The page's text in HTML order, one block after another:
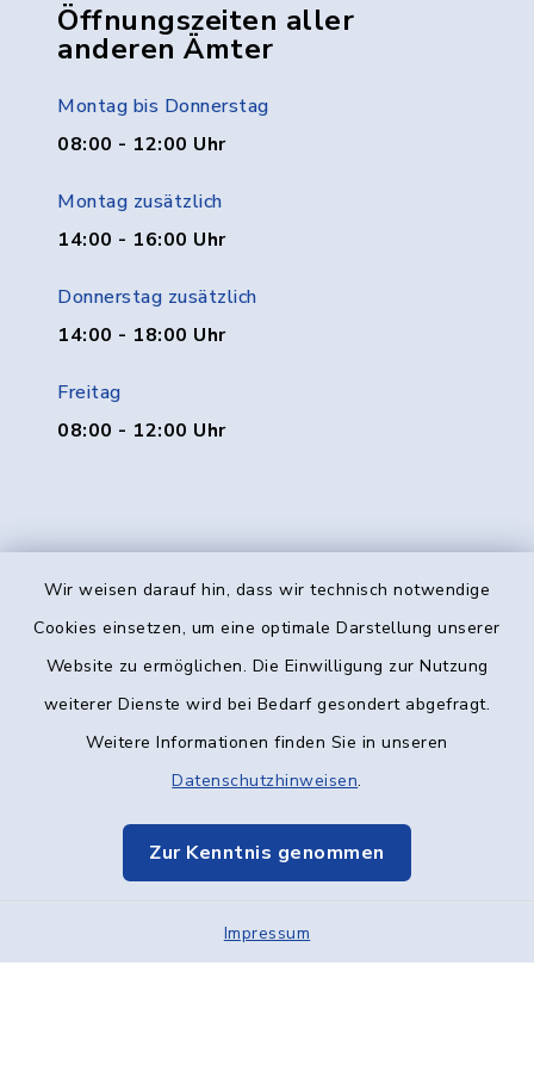
Wir weisen darauf hin, dass wir technisch notwendige
Cookies einsetzen, um eine optimale Darstellung unserer
Website zu ermöglichen. Die Einwilligung zur Nutzung
weiterer Dienste wird bei Bedarf gesondert abgefragt.
Weitere Informationen finden Sie in unseren
Datenschutzhinweisen.
Zur Kenntnis genommen
Impressum
Öffnungszeiten aller
anderen Ämter
Montag bis Donnerstag
08:00 - 12:00 Uhr
Montag zusätzlich
14:00 - 16:00 Uhr
Donnerstag zusätzlich
14:00 - 18:00 Uhr
Freitag
08:00 - 12:00 Uhr
Kontakt
Datenschutz
Elektronische Kommunikation
Sitemap